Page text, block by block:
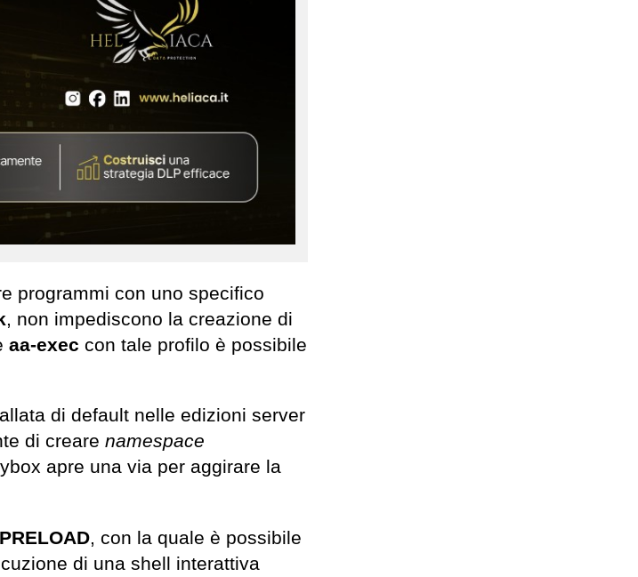
programmi con uno specifico
, non impediscono la creazione di
aa-exec con tale profilo è possibile
di default nelle edizioni server
di creare namespace
apre una via per aggirare la
, con la quale è possibile
di una shell interattiva